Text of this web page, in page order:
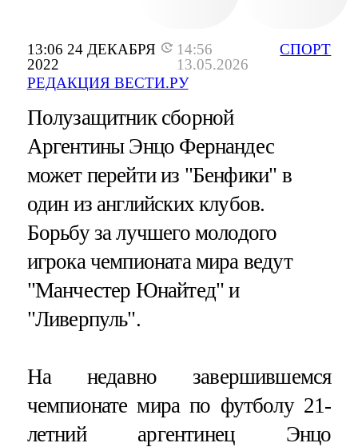
13:06 24 ДЕКАБРЯ
2022
14:56
13.05.2026
РЕДАКЦИЯ ВЕСТИ.РУ
СПОРТ
Полузащитник сборной
Аргентины Энцо Фернандес
может перейти из "Бенфики" в
один из английских клубов.
Борьбу за лучшего молодого
игрока чемпионата мира ведут
"Манчестер Юнайтед" и
"Ливерпуль".
На недавно завершившемся
чемпионате мира по футболу 21-
летний аргентинец Энцо